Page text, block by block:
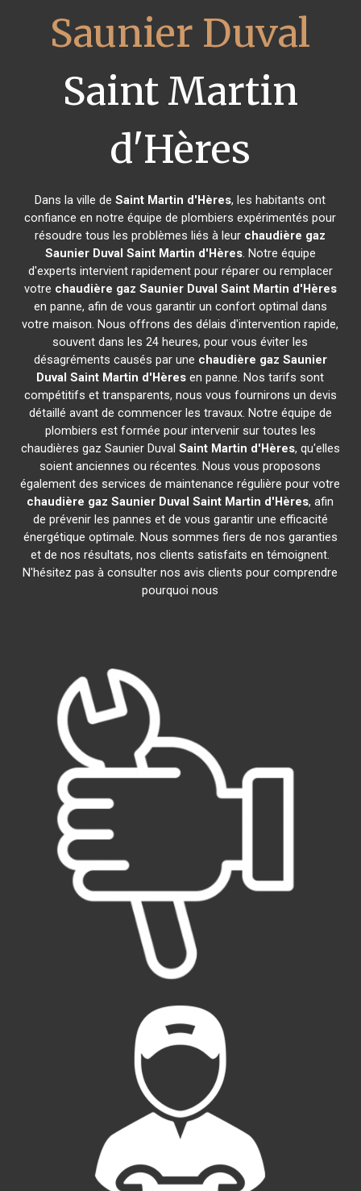
Saunier Duval
Saint Martin
d'Hères
Dans la ville deSaint Martin d'Hères, les habitants ont
confiance en notre équipe de plombiers expérimentés pour
résoudre tous les problèmes liés à leur chaudière gaz
Saunier Duval Saint Martin d'Hères. Notre équipe
d'experts intervient rapidement pour réparer ou remplacer
votre chaudière gaz Saunier Duval Saint Martin d'Hères
en panne, afin de vous garantir un confort optimal dans
votre maison. Nous offrons des délais d'intervention rapide,
souvent dans les 24 heures, pour vous éviter les
désagréments causés par une chaudière gaz Saunier
Duval Saint Martin d'Hères en panne. Nos tarifs sont
compétitifs et transparents, nous vous fournirons un devis
détaillé avant de commencer les travaux. Notre équipe de
plombiers est formée pour intervenir sur toutes les
chaudières gaz Saunier Duval Saint Martin d'Hères, qu'elles
soient anciennes ou récentes. Nous vous proposons
également des services de maintenance régulière pour votre
chaudière gaz Saunier Duval Saint Martin d'Hères, afin
de prévenir les pannes et de vous garantir une efficacité
énergétique optimale. Nous sommes fiers de nos garanties
et de nos résultats, nos clients satisfaits en témoignent.
N'hésitez pas à consulter nos avis clients pour comprendre
pourquoi nous